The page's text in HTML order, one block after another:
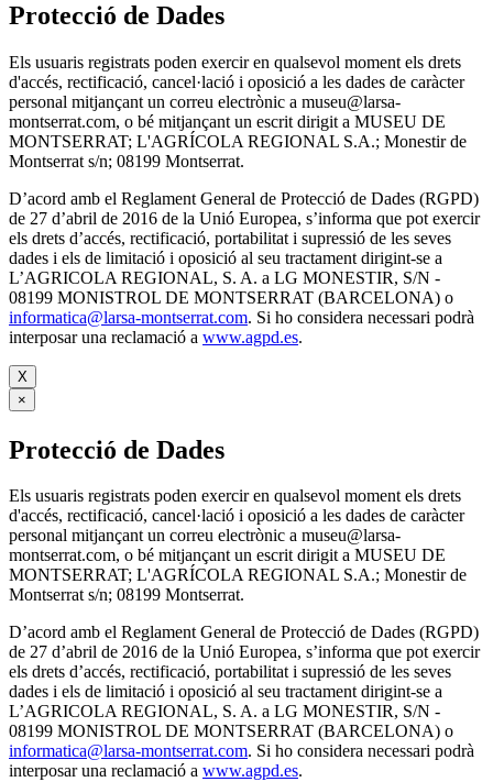
Protecció de Dades
Els usuaris registrats poden exercir en qualsevol moment els drets
d'accés, rectificació, cancel·lació i oposició a les dades de caràcter
personal mitjançant un correu electrònic a museu@larsa-
montserrat.com, o bé mitjançant un escrit dirigit a MUSEU DE
MONTSERRAT; L'AGRÍCOLA REGIONAL S.A.; Monestir de
Montserrat s/n; 08199 Montserrat.
D’acord amb el Reglament General de Protecció de Dades (RGPD)
de 27 d’abril de 2016 de la Unió Europea, s’informa que pot exercir
els drets d’accés, rectificació, portabilitat i supressió de les seves
dades i els de limitació i oposició al seu tractament dirigint-se a
L’AGRICOLA REGIONAL, S. A. a LG MONESTIR, S/N -
08199 MONISTROL DE MONTSERRAT (BARCELONA) o
informatica@larsa-montserrat.com. Si ho considera necessari podrà
interposar una reclamació a www.agpd.es.
X
×
Protecció de Dades
Els usuaris registrats poden exercir en qualsevol moment els drets
d'accés, rectificació, cancel·lació i oposició a les dades de caràcter
personal mitjançant un correu electrònic a museu@larsa-
montserrat.com, o bé mitjançant un escrit dirigit a MUSEU DE
MONTSERRAT; L'AGRÍCOLA REGIONAL S.A.; Monestir de
Montserrat s/n; 08199 Montserrat.
D’acord amb el Reglament General de Protecció de Dades (RGPD)
de 27 d’abril de 2016 de la Unió Europea, s’informa que pot exercir
els drets d’accés, rectificació, portabilitat i supressió de les seves
dades i els de limitació i oposició al seu tractament dirigint-se a
L’AGRICOLA REGIONAL, S. A. a LG MONESTIR, S/N -
08199 MONISTROL DE MONTSERRAT (BARCELONA) o
informatica@larsa-montserrat.com. Si ho considera necessari podrà
interposar una reclamació a www.agpd.es.